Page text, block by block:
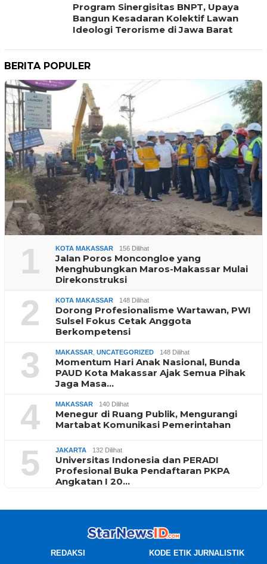
Program Sinergisitas BNPT, Upaya
Bangun Kesadaran Kolektif Lawan
Ideologi Terorisme di Jawa Barat
BERITA POPULER
1 KOTA MAKASSAR 156 Dilihat
Jalan Poros Moncongloe yang
Menghubungkan Maros-Makassar Mulai
Direkonstruksi
2 KOTA MAKASSAR 148 Dilihat
Dorong Profesionalisme Wartawan, PWI
Sulsel Fokus Cetak Anggota
Berkompetensi
3 MAKASSAR UNCATEGORIZED 148 Dilihat
Momentum Hari Anak Nasional, Bunda
PAUD Kota Makassar Ajak Semua Pihak
Jaga Masa…
4 MAKASSAR 140 Dilihat
Menegur di Ruang Publik, Mengurangi
Martabat Komunikasi Pemerintahan
5 JAKARTA 132 Dilihat
Universitas Indonesia dan PERADI
Profesional Buka Pendaftaran PKPA
Angkatan I 20…
REDAKSI KODE ETIK JURNALISTIK